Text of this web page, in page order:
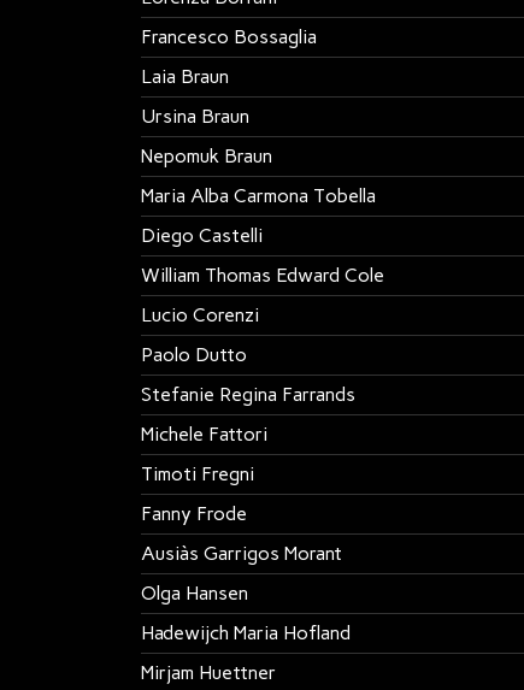
Francesco Bossaglia
Laia Braun
Ursina Braun
Nepomuk Braun
Maria Alba Carmona Tobella
Diego Castelli
William Thomas Edward Cole
Lucio Corenzi
Paolo Dutto
Stefanie Regina Farrands
Michele Fattori
Timoti Fregni
Fanny Frode
Ausiàs Garrigos Morant
Olga Hansen
Hadewijch Maria Hofland
Mirjam Huettner